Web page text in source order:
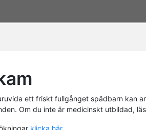
ett friskt fullgånget spädbarn kan
Om du inte är medicinskt utbildad,
klicka här.